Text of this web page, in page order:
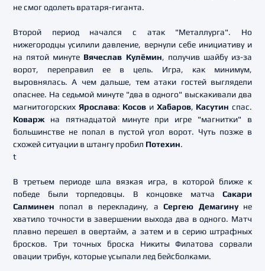
не смог одолеть вратаря-гиганта.
Второй период начался с атак "Металлурга". Но
нижегородцы усилили давление, вернули себе инициативу и
на пятой минуте Вячеслав Кулёмин, получив шайбу из-за
ворот, переправил ее в цель. Игра, как минимум,
выровнялась. А чем дальше, тем атаки гостей выглядели
опаснее. На седьмой минуте "два в одного" выскакивали два
магнитогорских Ярослава: Косов и Хабаров, Касутин спас.
Коварж на пятнадцатой минуте при игре "магнитки" в
большинстве не попал в пустой угол ворот. Чуть позже в
схожей ситуации в штангу пробил Потехин.
t
В третьем периоде шла вязкая игра, в которой ближе к
победе были торпедовцы. В концовке матча Сакари
Салминен попал в перекладину, аСергею Демагинуне
хватило точности в завершении выхода два в одного. Матч
плавно перешел в овертайм, а затем и в серию штрафных
бросков. Три точных броска Никиты Филатова сорвали
овации трибун, которые усыпали лед бейсболками.